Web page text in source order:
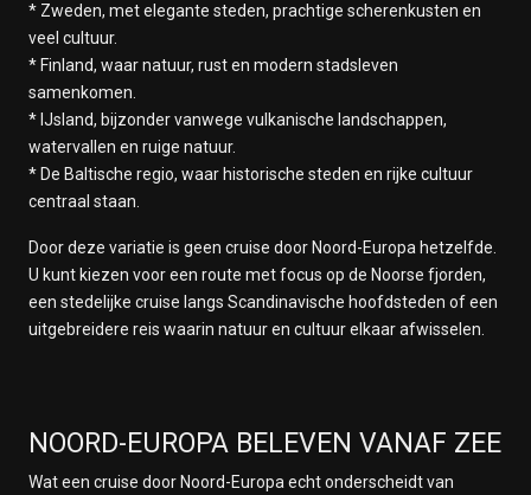
* Zweden, met elegante steden, prachtige scherenkusten en
veel cultuur.
* Finland, waar natuur, rust en modern stadsleven
samenkomen.
* IJsland, bijzonder vanwege vulkanische landschappen,
watervallen en ruige natuur.
* De Baltische regio, waar historische steden en rijke cultuur
centraal staan.
Door deze variatie is geen cruise door Noord-Europa hetzelfde.
U kunt kiezen voor een route met focus op de Noorse fjorden,
een stedelijke cruise langs Scandinavische hoofdsteden of een
uitgebreidere reis waarin natuur en cultuur elkaar afwisselen.
NOORD-EUROPA BELEVEN VANAF ZEE
Wat een cruise door Noord-Europa echt onderscheidt van